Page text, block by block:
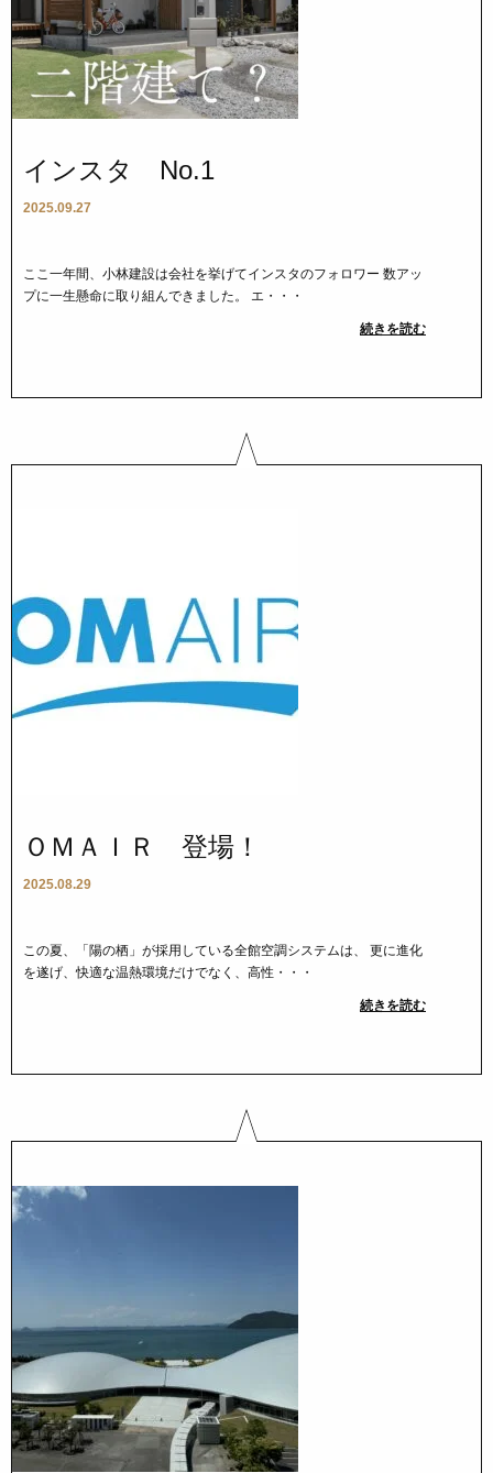
インスタ No.1
2025.09.27
ここ一年間、小林建設は会社を挙げてインスタのフォロワー 数アッ
プに一生懸命に取り組んできました。 エ・・・
続きを読む
ＯＭＡＩＲ 登場！
2025.08.29
この夏、「陽の栖」が採用している全館空調システムは、 更に進化
を遂げ、快適な温熱環境だけでなく、高性・・・
続きを読む